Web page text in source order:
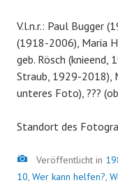
V.l.n.r.: Paul Bugger
(1918-2006), Maria
geb. Rösch (knieend,
Straub, 1929-2018),
unteres Foto), ???
Standort des
Bild
Veröffentlicht in
10, Wer kann helfen?,